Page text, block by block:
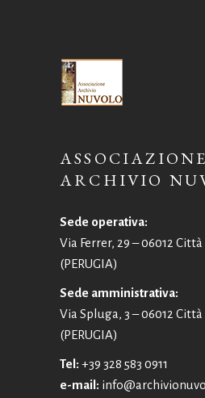
ASSOCIAZIONE
ARCHIVIO
Sede operativa:
Via Ferrer, 29 – 06012
(PERUGIA)
Sede amministrativa:
Via Spluga, 3 – 06012
(PERUGIA)
Tel: +39 328 583 0911
e-mail: